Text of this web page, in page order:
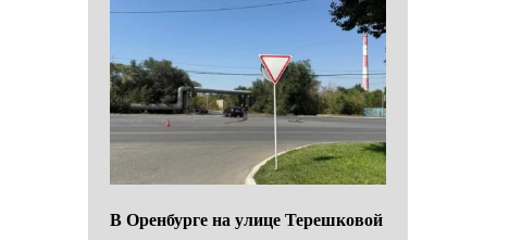
В Оренбурге на улице Терешковой